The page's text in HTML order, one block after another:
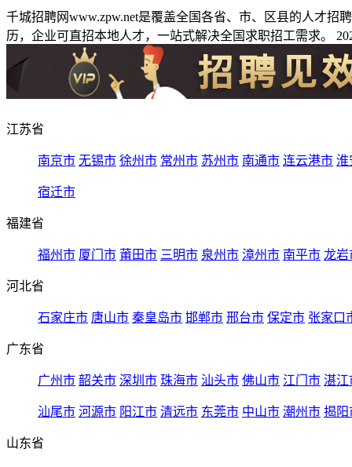
千城招聘网www.zpw.net是覆盖全国各省、市、区县的人才
历，企业可直招本地人才，一站式解决全国求职招工需求。
江苏省
南京市 无锡市 徐州市 常州市 苏州市 南通市 连云港市 淮
宿迁市
福建省
福州市 厦门市 莆田市 三明市 泉州市 漳州市 南平市 龙岩
河北省
石家庄市 唐山市 秦皇岛市 邯郸市 邢台市 保定市 张家口
广东省
广州市 韶关市 深圳市 珠海市 汕头市 佛山市 江门市 湛江
汕尾市 河源市 阳江市 清远市 东莞市 中山市 潮州市 揭阳
山东省